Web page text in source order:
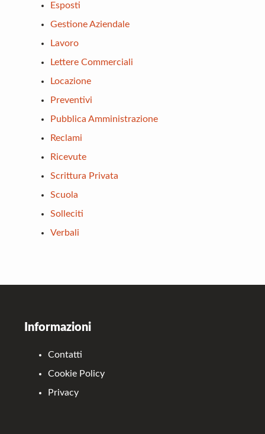
Esposti
Gestione Aziendale
Lavoro
Lettere Commerciali
Locazione
Preventivi
Pubblica Amministrazione
Reclami
Ricevute
Scrittura Privata
Scuola
Solleciti
Verbali
Informazioni
Contatti
Cookie Policy
Privacy